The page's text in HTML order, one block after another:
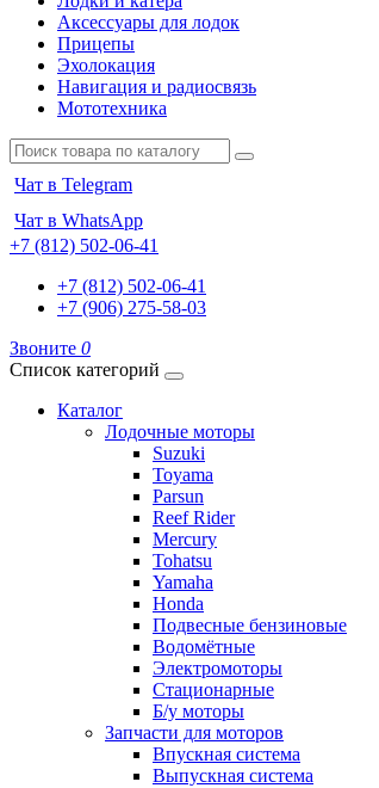
Аксессуары для лодок
Прицепы
Эхолокация
Навигация и радиосвязь
Мототехника
Чат в Telegram
Чат в WhatsApp
+7 (812) 502-06-41
+7 (812) 502-06-41
+7 (906) 275-58-03
Звоните 0
Список категорий
Каталог
Лодочные моторы
Suzuki
Toyama
Parsun
Reef Rider
Mercury
Tohatsu
Yamaha
Honda
Подвесные бензиновые
Водомётные
Электромоторы
Стационарные
Б/у моторы
Запчасти для моторов
Впускная система
Выпускная система